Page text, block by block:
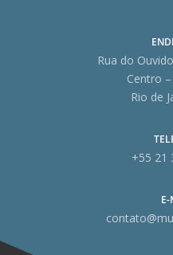
Rua do
Centro
Rio de
+55 21